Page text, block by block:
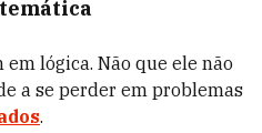
lógica. Não que ele não
a se perder em problemas
.